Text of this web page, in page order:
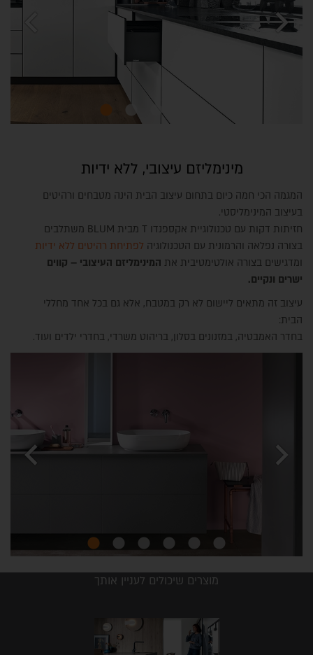
chevron_left chevron_right
מינימליזם עיצובי, ללא ידיות
המגמה הכי חמה כיום בתחום עיצוב הבית הינה מטבחים ורהיטים
בעיצוב המינימליסטי.
חזיתות דקות עם טכנולוגיית אקספנדו T מבית BLUM משתלבים
בצורה נפלאה והרמונית עם הטכנולוגיה לפתיחת רהיטים ללא ידיות
ומדגישים בצורה אולטימטיבית את המינימליזם העיצובי – קווים
ישרים ונקיים.
עיצוב זה מתאים ליישום לא רק במטבח, אלא גם בכל אחד מחללי
הבית:
בחדר האמבטיה, במזנונים בסלון, בריהוט משרדי, בחדרי ילדים ועוד.
chevron_left chevron_right
מוצרים שיכולים לעניין אותך